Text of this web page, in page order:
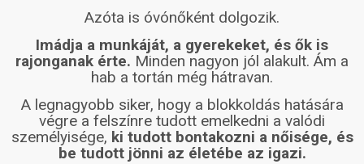
Azóta is óvónőként dolgozik.
Imádja a munkáját, a gyerekeket, és ők is
rajonganak érte. Minden nagyon jól alakult. Ám a
hab a tortán még hátravan.
A legnagyobb siker, hogy a blokkoldás hatására
végre a felszínre tudott emelkedni a valódi
személyisége, ki tudott bontakozni a nőisége, és
be tudott jönni az életébe az igazi.